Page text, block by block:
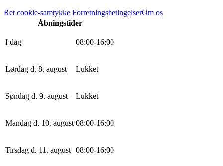
Ret cookie-samtykke ForretningsbetingelserOm os
Åbningstider
I dag 08:00-16:00
Lørdag d. 8. august Lukket
Søndag d. 9. august Lukket
Mandag d. 10. august 08:00-16:00
Tirsdag d. 11. august 08:00-16:00